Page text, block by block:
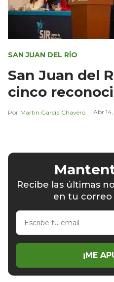
SAN JUAN DEL RÍO
San Juan del
cinco
Martín García Chavero Abr
Recibe las últimas
en tu
Escribe
email
¡ME